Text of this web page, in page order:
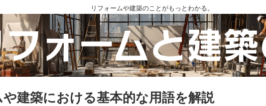
リフォームや建築のことがもっとわかる。
建築における基本的な用語を解説